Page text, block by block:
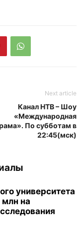
Next article
Канал НТВ – Шоу
«Международная
По субботам в
22:45(мск)
университета
млн на